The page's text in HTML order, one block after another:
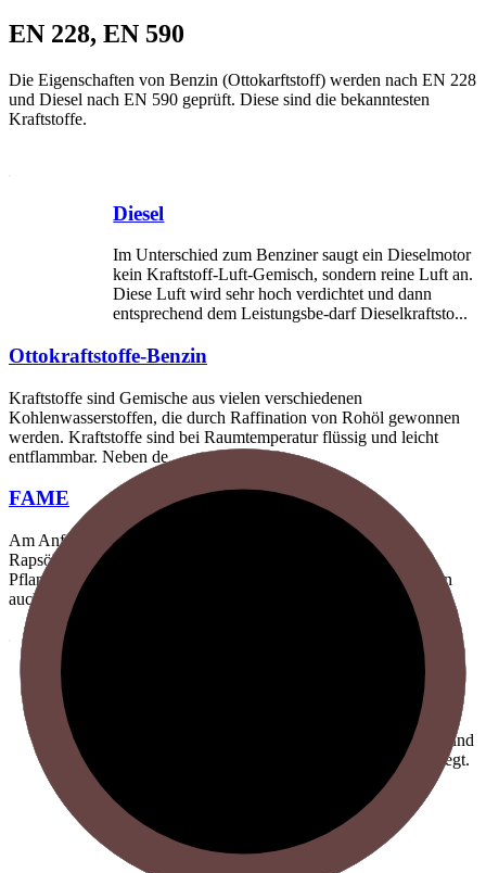
EN 228, EN 590
Die Eigenschaften von Benzin (Ottokarftstoff) werden nach EN 228
und Diesel nach EN 590 geprüft. Diese sind die bekanntesten
Kraftstoffe.
Diesel
Im Unterschied zum Benziner saugt ein Dieselmotor
kein Kraftstoff-Luft-Gemisch, sondern reine Luft an.
Diese Luft wird sehr hoch verdichtet und dann
entsprechend dem Leistungsbe-darf Dieselkraftsto...
Ottokraftstoffe-Benzin
Kraftstoffe sind Gemische aus vielen verschiedenen
Kohlenwasserstoffen, die durch Raffination von Rohöl gewonnen
werden. Kraftstoffe sind bei Raumtemperatur flüssig und leicht
entflammbar. Neben de...
FAME
Am Anfang war FAME fast ausschließlich als RME,
Rapsölmethylester auf dem Markt. Später erweitert auf PME,
Pflanzenölmethylester, sind mittlerweile aber neben Pflanzenölen
auch tierische Fette als ...
Brennstoff, der aus Kohlenwasserstoffen besteht und
dessen Schwefelgehalt oberhalb von 50 mg/kg liegt.
Heizöl EL, schwefelarm: Extra leichtflüssiger
Brenn...